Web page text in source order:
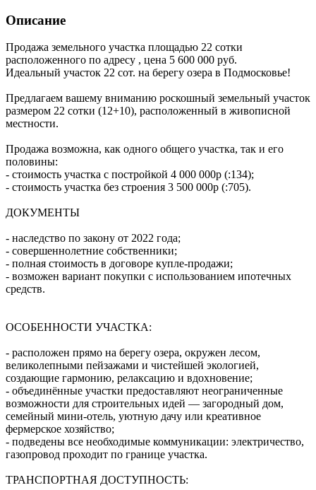
Описание
Продажа земельного участка площадью 22 сотки
расположенного по адресу , цена 5 600 000 руб.
Идеальный участок 22 сот. на берегу озера в Подмосковье!
Предлагаем вашему вниманию роскошный земельный участок
размером 22 сотки (12+10), расположенный в живописной
местности.
Продажа возможна, как одного общего участка, так и его
половины:
- стоимость участка с постройкой 4 000 000р (:134);
- стоимость участка без строения 3 500 000р (:705).
ДОКУМЕНТЫ
- наследство по закону от 2022 года;
- совершеннолетние собственники;
- полная стоимость в договоре купле-продажи;
- возможен вариант покупки с использованием ипотечных
средств.
ОСОБЕННОСТИ УЧАСТКА:
- расположен прямо на берегу озера, окружен лесом,
великолепными пейзажами и чистейшей экологией,
создающие гармонию, релаксацию и вдохновение;
- объединённые участки предоставляют неограниченные
возможности для строительных идей — загородный дом,
семейный мини-отель, уютную дачу или креативное
фермерское хозяйство;
- подведены все необходимые коммуникации: электричество,
газопровод проходит по границе участка.
ТРАНСПОРТНАЯ ДОСТУПНОСТЬ: